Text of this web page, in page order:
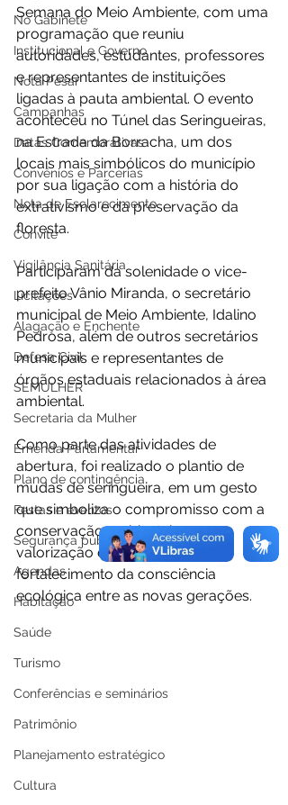
No Gabinete
Institucional e Governo
Nota Pesar
Campanhas
Datas Comemorativas
Convênios e Parcerias
Nota de Esclarecimento
Convite
Vigilância Sanitária
Licitações
Alagação e Enchente
Defesa Civil
SEMULHER
Secretaria da Mulher
Emenda Parlamentar
Plano de contingência
Festas e eventos
Segurança pública
Agendas
Habitação
Saúde
Turismo
Conferências e seminários
Patrimônio
Planejamento estratégico
Cultura
Semana do Meio Ambiente, com uma
programação que reuniu
autoridades, estudantes, professores
e representantes de instituições
ligadas à pauta ambiental. O evento
aconteceu no Túnel das Seringueiras,
na Estrada da Borracha, um dos
locais mais simbólicos do município
por sua ligação com a história do
extrativismo e da preservação da
floresta.
Participaram da solenidade o vice-
prefeito Vânio Miranda, o secretário
municipal de Meio Ambiente, Idalino
Pedrosa, além de outros secretários
municipais e representantes de
órgãos estaduais relacionados à área
ambiental.
Como parte das atividades de
abertura, foi realizado o plantio de
mudas de seringueira, em um gesto
que simboliza o compromisso com a
conservação ambiental, a
valorização da floresta e o
fortalecimento da consciência
ecológica entre as novas gerações.